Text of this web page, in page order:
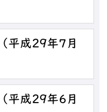
平成29年7月
平成29年6月